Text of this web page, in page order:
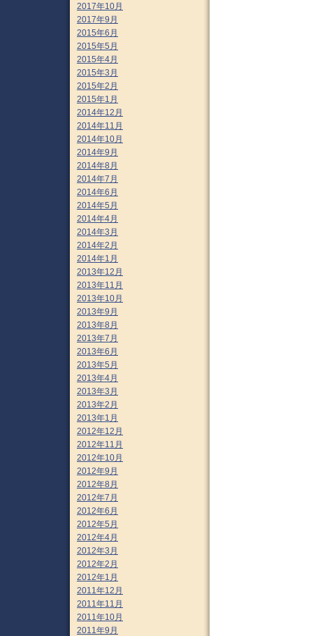
2017年10月
2017年9月
2015年6月
2015年5月
2015年4月
2015年3月
2015年2月
2015年1月
2014年12月
2014年11月
2014年10月
2014年9月
2014年8月
2014年7月
2014年6月
2014年5月
2014年4月
2014年3月
2014年2月
2014年1月
2013年12月
2013年11月
2013年10月
2013年9月
2013年8月
2013年7月
2013年6月
2013年5月
2013年4月
2013年3月
2013年2月
2013年1月
2012年12月
2012年11月
2012年10月
2012年9月
2012年8月
2012年7月
2012年6月
2012年5月
2012年4月
2012年3月
2012年2月
2012年1月
2011年12月
2011年11月
2011年10月
2011年9月